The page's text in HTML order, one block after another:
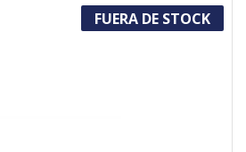
FUERA DE STOCK